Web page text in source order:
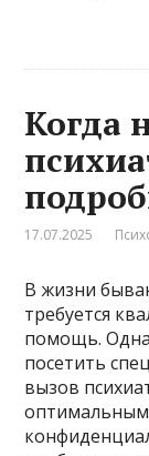
Когда
17.07.2025
В жизни
требуется
помощь.
посетить
вызов